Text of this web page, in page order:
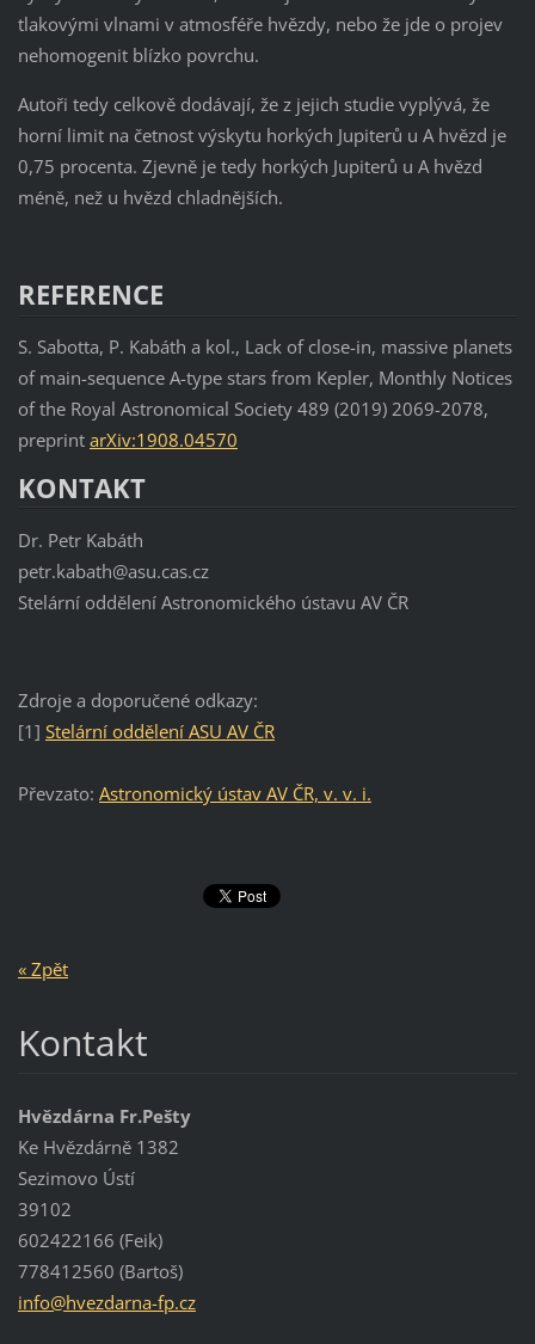
tlakovými vlnami v atmosféře hvězdy, nebo že jde o projev
nehomogenit blízko povrchu.
Autoři tedy celkově dodávají, že z jejich studie vyplývá, že
horní limit na četnost výskytu horkých Jupiterů u A hvězd je
0,75 procenta. Zjevně je tedy horkých Jupiterů u A hvězd
méně, než u hvězd chladnějších.
REFERENCE
S. Sabotta, P. Kabáth a kol., Lack of close-in, massive planets
of main-sequence A-type stars from Kepler, Monthly Notices
of the Royal Astronomical Society 489 (2019) 2069-2078,
preprint arXiv:1908.04570
KONTAKT
Dr. Petr Kabáth
petr.kabath@asu.cas.cz
Stelární oddělení Astronomického ústavu AV ČR
Zdroje a doporučené odkazy:
[1] Stelární oddělení ASU AV ČR
Převzato: Astronomický ústav AV ČR, v. v. i.
« Zpět
Kontakt
Hvězdárna Fr.Pešty
Ke Hvězdárně 1382
Sezimovo Ústí
39102
602422166 (Feik)
778412560 (Bartoš)
info@hvezdarna-fp.cz